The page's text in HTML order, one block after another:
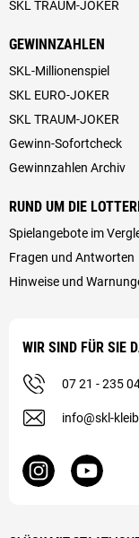
SKL TRAUM-JOKER
GEWINNZAHLEN
SKL-Millionenspiel
SKL EURO-JOKER
SKL TRAUM-JOKER
Gewinn-Sofortcheck
Gewinnzahlen Archiv
RUND UM DIE
Spielangebote im
Fragen und Antworten
Hinweise und
WIR SIND FÜR SIE
07 21 - 235
info@skl-